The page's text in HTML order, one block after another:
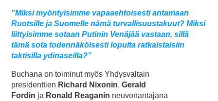
”Miksi myöntyisimme vapaaehtoisesti antamaan
Ruotsille ja Suomelle nämä turvallisuustakuut? Miksi
liittyisimme sotaan Putinin Venäjää vastaan, sillä
tämä sota todennäköisesti lopulta ratkaistaisiin
taktisilla ydinaseilla?”
Buchana on toiminut myös Yhdysvaltain
presidenttien Richard Nixonin, Gerald
Fordin ja Ronald Reaganin neuvonantajana